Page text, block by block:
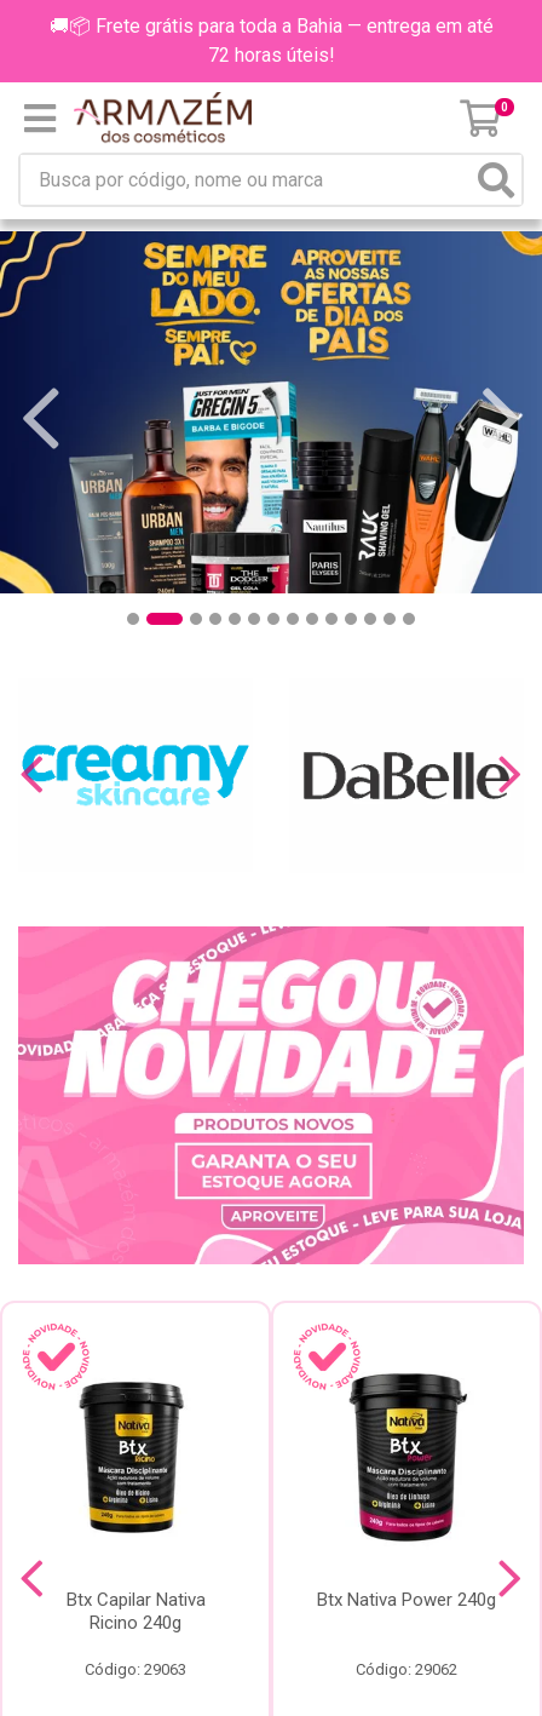
🚚📦 Frete grátis para toda a Bahia — entrega em até
72 horas úteis!
0
Btx Capilar Nativa
Ricino 240g
Código: 29063
Btx Nativa Power 240g
Código: 29062